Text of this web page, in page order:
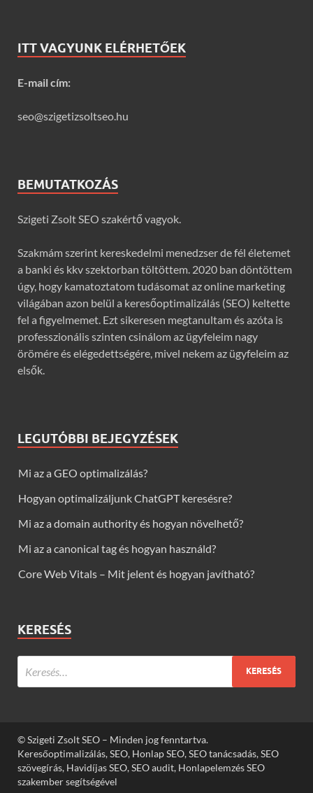
ITT VAGYUNK ELÉRHETŐEK
E-mail cím:
seo@szigetizsoltseo.hu
BEMUTATKOZÁS
Szigeti Zsolt SEO szakértő vagyok.
Szakmám szerint kereskedelmi menedzser de fél életemet
a banki és kkv szektorban töltöttem. 2020 ban döntöttem
úgy, hogy kamatoztatom tudásomat az online marketing
világában azon belül a keresőoptimalizálás (SEO) keltette
fel a figyelmemet. Ezt sikeresen megtanultam és azóta is
professzionális szinten csinálom az ügyfeleim nagy
örömére és elégedettségére, mivel nekem az ügyfeleim az
elsők.
LEGUTÓBBI BEJEGYZÉSEK
Mi az a GEO optimalizálás?
Hogyan optimalizáljunk ChatGPT keresésre?
Mi az a domain authority és hogyan növelhető?
Mi az a canonical tag és hogyan használd?
Core Web Vitals – Mit jelent és hogyan javítható?
KERESÉS
© Szigeti Zsolt SEO – Minden jog fenntartva.
Keresőoptimalizálás, SEO, Honlap SEO, SEO tanácsadás, SEO
szövegírás, Havidíjas SEO, SEO audit, Honlapelemzés SEO
szakember segítségével